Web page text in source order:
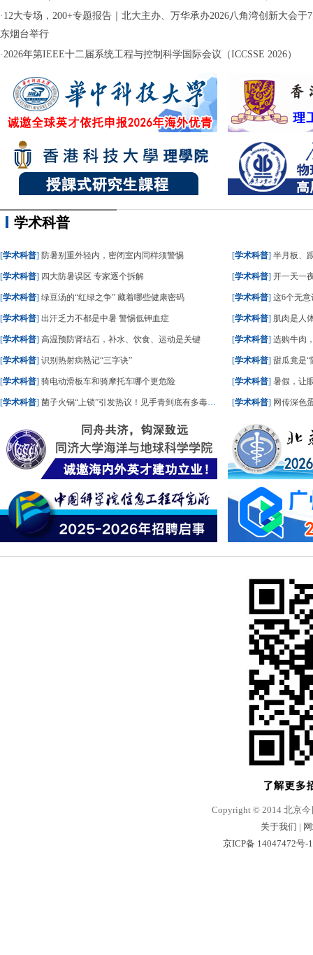
· 12大专场，200+专题报告｜北大主办、万华承办2026八角湾创新大会于
东烟台举行
·2026年第IEEE十二届系统工程与控制科学国际会议（ICCSSE 2026）
学术科普
[学术科普] 防暑别重外轻内，密闭室内同样须警惕
[学术科普] 四大防暑误区 专家逐个拆解
[学术科普] 绿豆汤的“红绿之争” 藏着哪些健康密码
[学术科普] 出汗乏力不都是中暑 警惕低钾血症
[学术科普] 高温预防肾结石，补水、饮食、运动是关键
[学术科普] 识别热射病熟记“三字诀”
[学术科普] 骑电动滑板车和骑摩托车哪个更危险
[学术科普] 菌子火锅“上锁”引发热议！见手青到底有多毒？专家详解
[学术科普] 半月板、
[学术科普] 开一天一
[学术科普] 这6个无意识
[学术科普] 肌肉是人体“硬
[学术科普] 选购牛肉
[学术科普] 甜瓜竟是“
[学术科普] 暑假，让
[学术科普] 网传深色蛋
Copyright © 2014 北京今
关于我们 |
京ICP备 14047472号-